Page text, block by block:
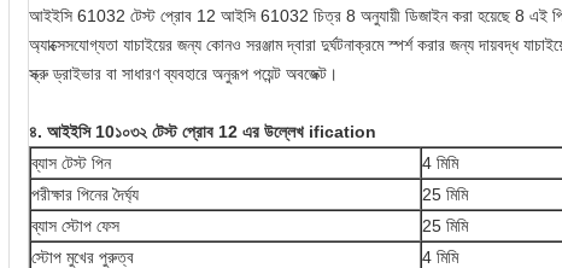
আইইসি 61032 টেস্ট প্রোব 12 আইসি 61032 চিত্র 8 অনুযায়ী ডিজাইন করা হয়েছে 8 এই
অ্যাক্সেসযোগ্যতা যাচাইয়ের জন্য কোনও সরঞ্জাম দ্বারা দুর্ঘটনাক্রমে স্পর্শ করার জন্য দায়বদ্ধ
স্ক্রু ড্রাইভার বা সাধারণ ব্যবহারে অনুরূপ পয়েন্ট অবজেক্ট।
৪. আইইসি 10১০৩২ টেস্ট প্রোব 12 এর উল্লেখ ification
ব্যাস টেস্ট পিন
4 মিমি
পরীক্ষার পিনের দৈর্ঘ্য
25 মিমি
ব্যাস স্টোপ ফেস
25 মিমি
স্টোপ মুখের পুরুত্ব
4 মিমি